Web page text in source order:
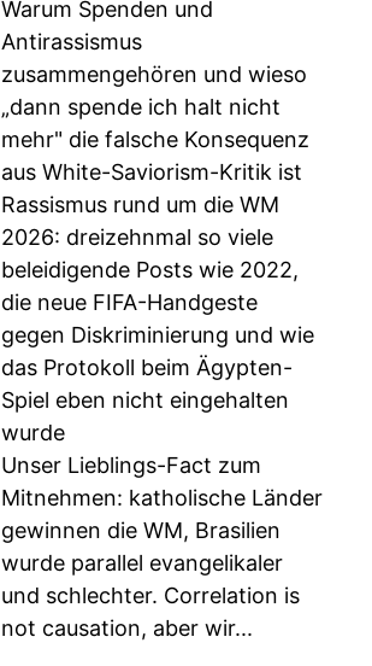
Warum Spenden und
Antirassismus
zusammengehören und wieso
„dann spende ich halt nicht
mehr" die falsche Konsequenz
aus White-Saviorism-Kritik ist
Rassismus rund um die WM
2026: dreizehnmal so viele
beleidigende Posts wie 2022,
die neue FIFA-Handgeste
gegen Diskriminierung und wie
das Protokoll beim Ägypten-
Spiel eben nicht eingehalten
wurde
Unser Lieblings-Fact zum
Mitnehmen: katholische Länder
gewinnen die WM, Brasilien
wurde parallel evangelikaler
und schlechter. Correlation is
not causation, aber wir...